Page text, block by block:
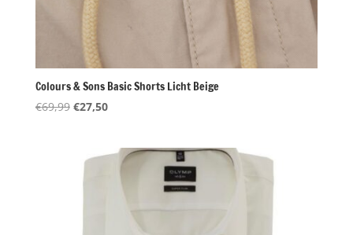
Colours & Sons Basic Shorts Licht Beige
€69,99 Oorspronkelijke
€69,99.
€27,50Huidige
€27,50.